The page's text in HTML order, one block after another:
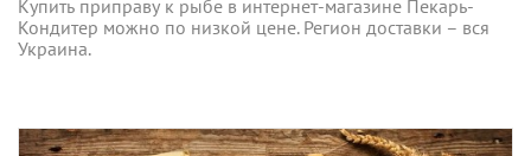
Купить приправу к рыбе в интернет-магазине Пекарь-
Кондитер можно по низкой цене. Регион доставки – вся
Украина.